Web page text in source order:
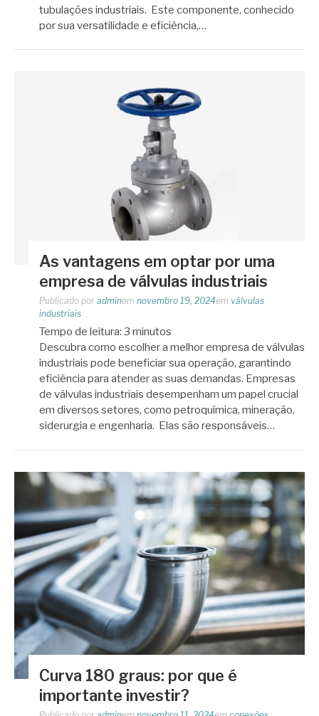
tubulações industriais. Este componente, conhecido
por sua versatilidade e eficiência,…
As vantagens em optar por uma
empresa de válvulas industriais
Publicado por adminem novembro 19, 2024em válvulas
industriais
Tempo de leitura: 3 minutos
Descubra como escolher a melhor empresa de válvulas
industriais pode beneficiar sua operação, garantindo
eficiência para atender as suas demandas. Empresas
de válvulas industriais desempenham um papel crucial
em diversos setores, como petroquímica, mineração,
siderurgia e engenharia. Elas são responsáveis…
Curva 180 graus: por que é
importante investir?